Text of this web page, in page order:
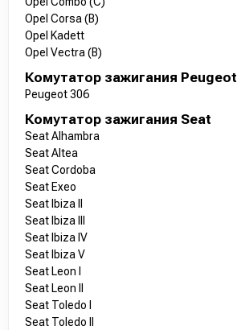
Opel Corsa (B)
Opel Kadett
Opel Vectra (B)
Комутатор зажигания Peugeot
Peugeot 306
Комутатор зажигания Seat
Seat Alhambra
Seat Altea
Seat Cordoba
Seat Exeo
Seat Ibiza II
Seat Ibiza III
Seat Ibiza IV
Seat Ibiza V
Seat Leon I
Seat Leon II
Seat Toledo I
Seat Toledo II